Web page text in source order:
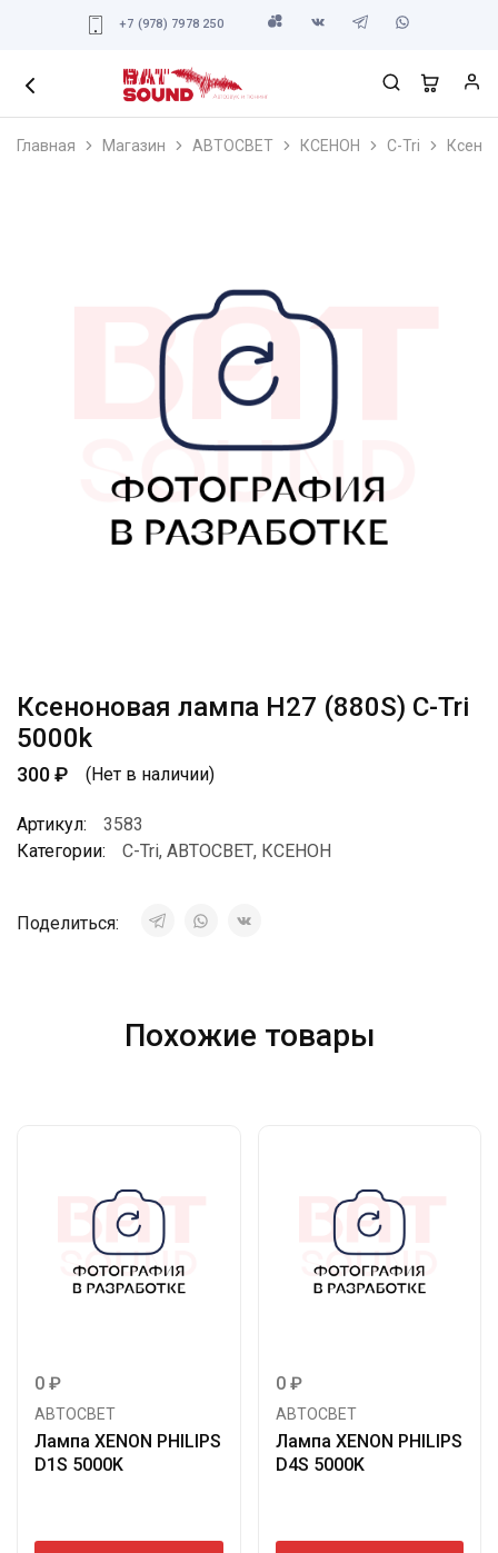
+7 (978) 7978 250
Главная Магазин АВТОСВЕТ КСЕНОН C-Tri
Ксеноновая лампа H27 (880S) C-Tri
5000k
300₽ (Нет в наличии)
Артикул:
3583
Категории:
C-Tri, АВТОСВЕТ, КСЕНОН
Поделиться:
Похожие товары
0 ₽
АВТОСВЕТ
Лампа XENON PHILIPS
D1S 5000K
0 ₽
АВТОСВЕТ
Лампа XENON PHILIPS
D4S 5000K